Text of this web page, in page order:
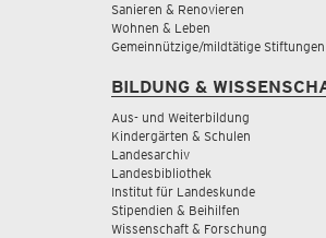
Sanieren & Renovieren
Wohnen & Leben
Gemeinnützige/mildtätige Stiftungen
BILDUNG &
Aus- und Weiterbildung
Kindergärten & Schulen
Landesarchiv
Landesbibliothek
Institut für Landeskunde
Stipendien & Beihilfen
Wissenschaft & Forschung